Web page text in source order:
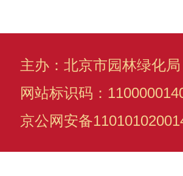
主办：北京市园林绿化
网站标识码：
京公网安备